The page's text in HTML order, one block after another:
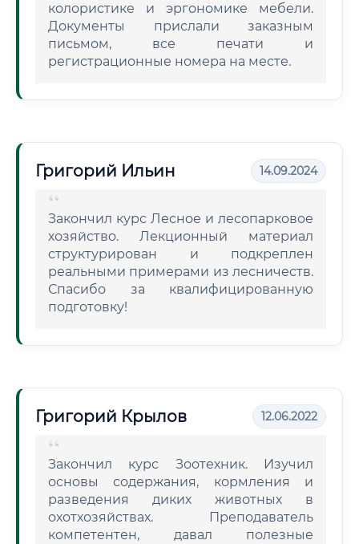
колористике и эргономике мебели.
Документы прислали заказным
письмом, все печати и
регистрационные номера на месте.
Григорий Ильин 14.09.2024
Закончил курс Лесное и лесопарковое
хозяйство. Лекционный материал
структурирован и подкреплен
реальными примерами из лесничеств.
Спасибо за квалифицированную
подготовку!
Григорий Крылов 12.06.2022
Закончил курс Зоотехник. Изучил
основы содержания, кормления и
разведения диких животных в
охотхозяйствах. Преподаватель
компетентен, давал полезные